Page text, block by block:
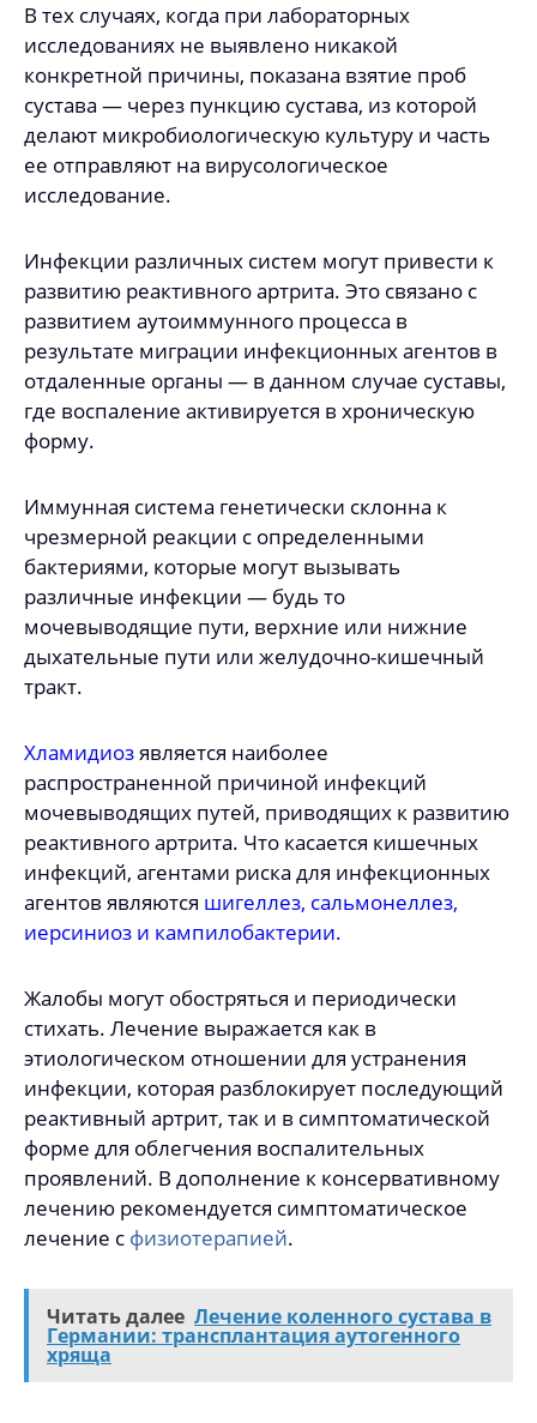
В тех случаях, когда при лабораторных
исследованиях не выявлено никакой
конкретной причины, показана взятие проб
сустава — через пункцию сустава, из которой
делают микробиологическую культуру и часть
ее отправляют на вирусологическое
исследование.
Инфекции различных систем могут привести к
развитию реактивного артрита. Это связано с
развитием аутоиммунного процесса в
результате миграции инфекционных агентов в
отдаленные органы — в данном случае суставы,
где воспаление активируется в хроническую
форму.
Иммунная система генетически склонна к
чрезмерной реакции с определенными
бактериями, которые могут вызывать
различные инфекции — будь то
мочевыводящие пути, верхние или нижние
дыхательные пути или желудочно-кишечный
тракт.
Хламидиозявляется наиболее
распространенной причиной инфекций
мочевыводящих путей, приводящих к развитию
реактивного артрита. Что касается кишечных
инфекций, агентами риска для инфекционных
агентов являются шигеллез, сальмонеллез,
иерсиниоз и кампилобактерии.
Жалобы могут обостряться и периодически
стихать. Лечение выражается как в
этиологическом отношении для устранения
инфекции, которая разблокирует последующий
реактивный артрит, так и в симптоматической
форме для облегчения воспалительных
проявлений. В дополнение к консервативному
лечению рекомендуется симптоматическое
лечение с физиотерапией.
Читать далее Лечение коленного сустава в
Германии: трансплантация аутогенного
хряща